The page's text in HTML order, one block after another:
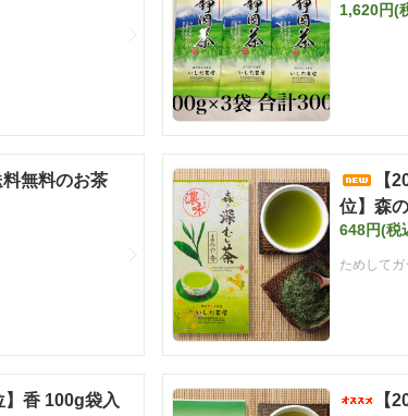
1,620円(
無料のお茶
【
位】森
648円(税
ためして
】香 100g袋入
【